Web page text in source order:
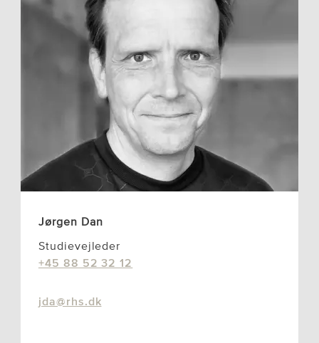
Jørgen Dan
Studievejleder
+45 88 52 32 12
jda@rhs.dk